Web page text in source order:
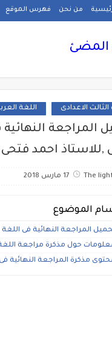
من نحن فهرس الموقع
المضئ
الاعدادى اللغة
المراجعة
,للاستاذ احمد فتحى
The 17 مارس 2018
الموضوع
المراجعة النهائية فى
حول مذكرة مراجعة
مذكرة المراجعة النهائية فى